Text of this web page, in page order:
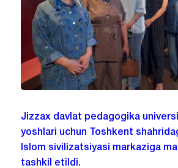
Jizzax davlat pedagogika
yoshlari uchun Toshkent
Islom sivilizatsiyasi markaziga
tashkil etildi.